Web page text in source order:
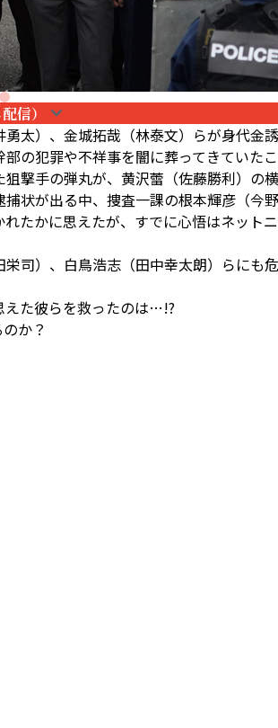
信）
太）、金城拓哉（林泰文）らが身代金
の犯罪や不祥事を闇に葬ってきていたこ
手の弾丸が、黄沢蕾（佐藤勝利）の横
状が出る中、捜査一課の根本輝彦（今
たかに思えたが、すでに心悟はネット
司）、白鳥浩志（田中幸太朗）らにも
えた彼らを救ったのは…!?
か？